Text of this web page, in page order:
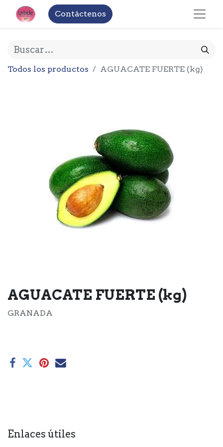
Contáctenos
Todos los productos AGUACATE FUERTE (kg)
AGUACATE FUERTE (kg)
GRANADA
Enlaces útiles